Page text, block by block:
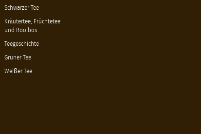
Schwarzer Tee
Kräutertee, Früchtetee
und Rooibos
Teegeschichte
Grüner Tee
Weißer Tee